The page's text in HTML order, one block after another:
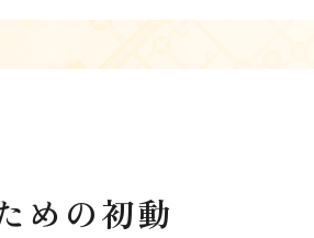
めの初動